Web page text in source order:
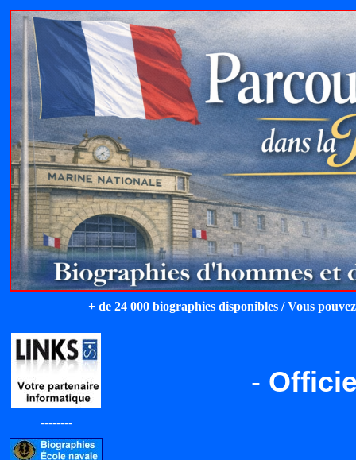
+ de 24 000 biographies disponibles / Vous
--------
-